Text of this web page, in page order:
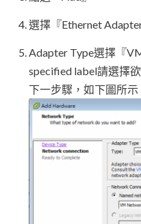
選擇『Ethernet
Adapter Type選擇『
specified label請選擇
下一步驟，如下圖所示